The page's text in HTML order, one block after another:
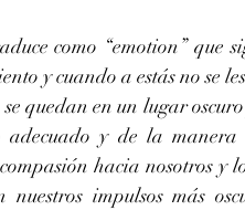
como “emotion” que
y cuando a estás no se
quedan en un lugar
adecuado y de la
hacia nosotros y
impulsos más